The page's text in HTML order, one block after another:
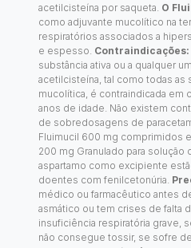
acetilcisteína por saqueta. O
como adjuvante mucolítico na
respiratórios associados a
e espesso. Contraindicações:
substância ativa ou a qualquer
acetilcisteína, tal como todas as
mucolítica, é contraindicada em
anos de idade. Não existem
de sobredosagens de
Fluimucil 600 mg comprimidos
200 mg Granulado para solução
aspartamo como excipiente
doentes com fenilcetonúria.
médico ou farmacêutico antes
asmático ou tem crises de falta
insuficiência respiratória grave,
não consegue tossir, se sofre